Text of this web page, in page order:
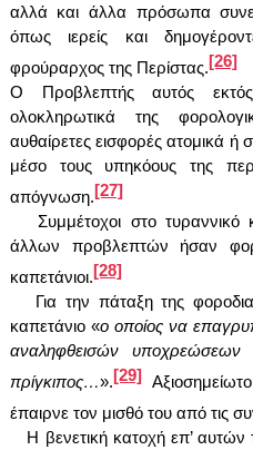
αλλά και άλλα πρόσωπα
όπως ιερείς και
φρούραρχος της Περίστας.[26]
Ο Προβλεπτής αυτός
ολοκληρωτικά της
αυθαίρετες εισφορές ατομικά ή
μέσο τους υπηκόους της
απόγνωση.[27]
Συμμέτοχοι στο τυραννικό
άλλων προβλεπτών ήσαν
καπετάνιοι.[28]
Για την πάταξη της
καπετάνιο «ο οποίος να
αναληφθεισών
πρίγκιπος…».[29]
έπαιρνε τον μισθό του από τις
Η βενετική κατοχή επ’